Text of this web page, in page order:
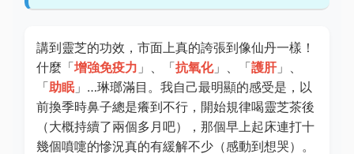
講到靈芝的功效，市面上真的誇張到像仙丹一樣！
什麼「增強免疫力 」、「抗氧化」、「護肝」、
「助眠」…琳瑯滿目。我自己最明顯的感受是，以
前換季時鼻子總是癢到不行，開始規律喝靈芝茶後
（大概持續了兩個多月吧），那個早上起床連打十
幾個噴嚏的慘況真的有緩解不少（感動到想哭）。